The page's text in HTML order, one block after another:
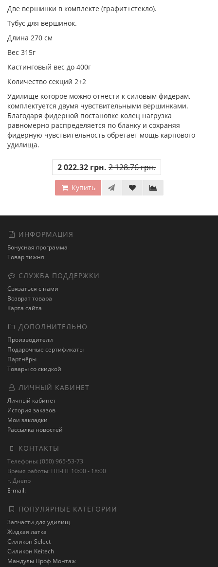
Две вершинки в комплекте (графит+стекло).
Тубус для вершинок.
Длина 270 см
Вес 315г
Кастинговый вес до 400г
Количество секций 2+2
Удилище которое можно отнести к силовым фидерам,
комплектуется двумя чувствительными вершинками.
Благодаря фидерной постановке колец нагрузка
равномерно распределяется по бланку и сохраняя
фидерную чувствительность обретает мощь карпового
удилища.
2 022.32 грн. 2 128.76 грн.
Купить
ИНФОРМАЦИЯ
Бонусная программа
Товар тижня
СЛУЖБА ПОДДЕРЖКИ
Связаться с нами
Возврат товара
Карта сайта
ДОПОЛНИТЕЛЬНО
Производители
Подарочные сертификаты
Партнёры
Товары со скидкой
ЛИЧНЫЙ КАБИНЕТ
Личный кабинет
История заказов
Мои закладки
Рассылка новостей
КОНТАКТЫ
Телефоны: (050) 965-53-73
Время работы: ПН-ПТ 10:00 - 18:00
г. Днепр
E-mail:
ПОПУЛЯРНЫЕ КАТЕГОРИИ
Запчасти для удилищ
Жидкая латка
Силикон Select
Силикон Keitech
Мандулы Проф Монтаж